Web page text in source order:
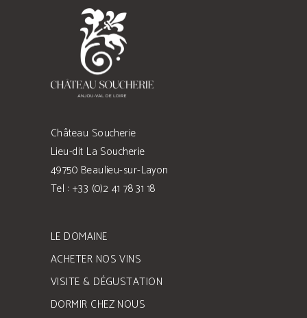
Château Soucherie
Lieu-dit La Soucherie
49750 Beaulieu-sur-Layon
Tel : +33 (0)2 41 78 31 18
LE DOMAINE
ACHETER NOS VINS
VISITE & DÉGUSTATION
DORMIR CHEZ NOUS